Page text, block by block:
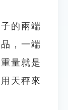
的兩端
，一端
量就是
天秤來